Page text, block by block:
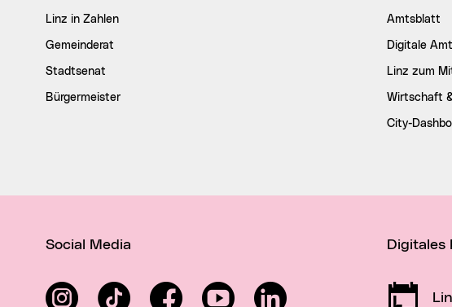
Linz in Zahlen
Gemeinderat
Stadtsenat
Bürgermeister
Amtsblatt
Digitale
Linz zum
Wirtschaft
City-
Social Media
InstagramTikTok FacebookYouTube LinkedIn
Digitales